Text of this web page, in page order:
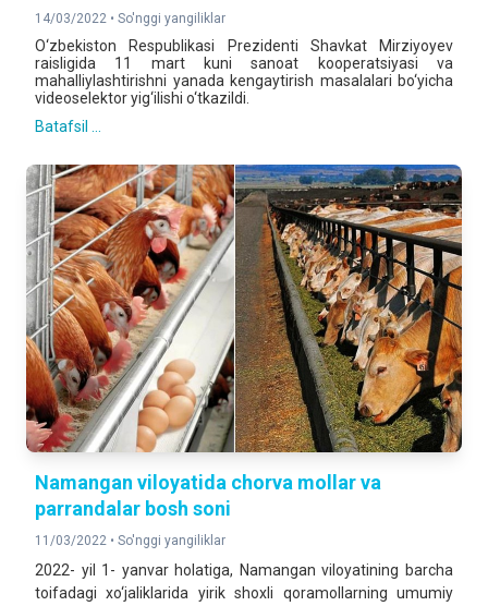
14/03/2022 • So'nggi yangiliklar
O‘zbekiston Respublikasi Prezidenti Shavkat Mirziyoyev
raisligida 11 mart kuni sanoat kooperatsiyasi va
mahalliylashtirishni yanada kengaytirish masalalari bo‘yicha
videoselektor yig‘ilishi o‘tkazildi.
Batafsil ...
Namangan viloyatida chorva mollar va
parrandalar bosh soni
11/03/2022 • So'nggi yangiliklar
2022- yil 1- yanvar holatiga, Namangan viloyatining barcha
toifadagi xo‘jaliklarida yirik shoxli qoramollarning umumiy